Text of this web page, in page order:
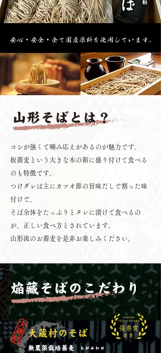
コシが強くて噛み応えがあるのが魅力です。
板蕎麦という大きな木の箱に盛り付けて食べる
のも特徴です。
つけダレは主にカツオ節の旨味だしで割った味
付けで、
そば全体をたっぷりとタレに漬けて食べるの
が、 正しい食べ方とされています。
山形流のお蕎麦を是非お楽しみください。